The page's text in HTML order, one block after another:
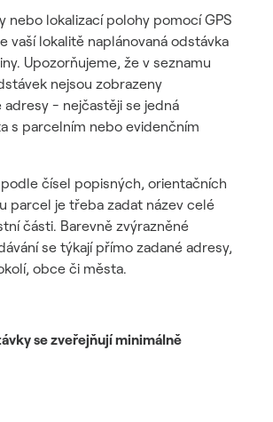
nebo lokalizací polohy pomocí GPS
vaší lokalitě naplánovaná odstávka
Upozorňujeme, že v seznamu
nejsou zobrazeny
adresy - nejčastěji se jedná
s parcelním nebo evidenčním
čísel popisných, orientačních
parcel je třeba zadat název celé
části. Barevně zvýrazněné
se týkají přímo zadané adresy,
obce či města.
se zveřejňují minimálně